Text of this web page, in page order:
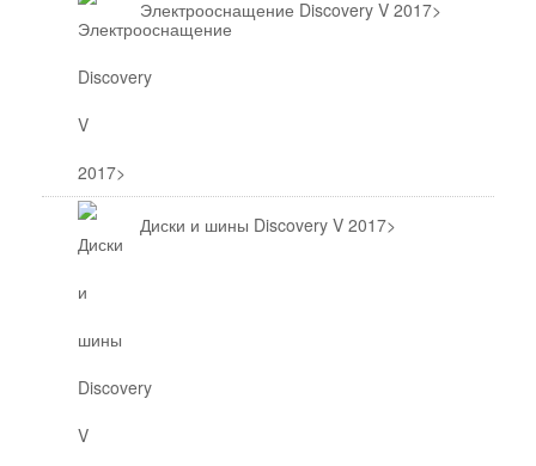
Электрооснащение Discovery V 2017>
Диски и шины Discovery V 2017>